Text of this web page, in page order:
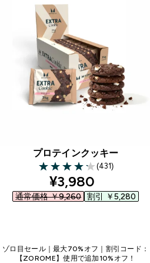
プロテインクッキー
4.2 out of 5 stars
(431)
discounted price
¥3,980‎
通常価格 ￥9,260‎ 割引 ￥5,280‎
ゾロ目セール｜最大70%オフ｜割引コード：
【ZOROME】使用で追加10%オフ！